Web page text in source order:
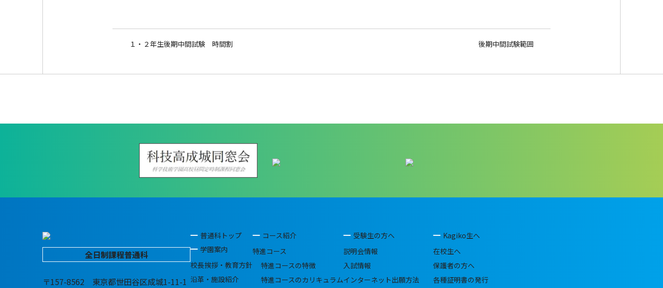
１・２年生後期中間試験 時間割 後期中間試験範囲
全日制課程普通科
〒157-8562 東京都世田谷区成城1-11-1
普通科トップ
学園案内
校長挨拶・教育方針
沿革・施設紹介
コース紹介
特進コース
特進コースの特徴
特進コースのカリキュラム
受験生の方へ
説明会情報
入試情報
インターネット出願方法
Kagiko生へ
在校生へ
保護者の方へ
各種証明書の発行